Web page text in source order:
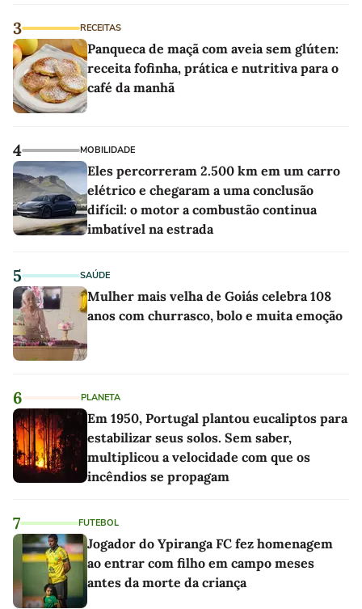
3 RECEITAS
Panqueca de maçã com aveia sem glúten:
receita fofinha, prática e nutritiva para o
café da manhã
4 MOBILIDADE
Eles percorreram 2.500 km em um carro
elétrico e chegaram a uma conclusão
difícil: o motor a combustão continua
imbatível na estrada
5 SAÚDE
Mulher mais velha de Goiás celebra 108
anos com churrasco, bolo e muita emoção
6 PLANETA
Em 1950, Portugal plantou eucaliptos para
estabilizar seus solos. Sem saber,
multiplicou a velocidade com que os
incêndios se propagam
7 FUTEBOL
Jogador do Ypiranga FC fez homenagem
ao entrar com filho em campo meses
antes da morte da criança